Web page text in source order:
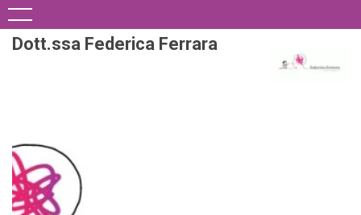
Dott.ssa Federica Ferrara